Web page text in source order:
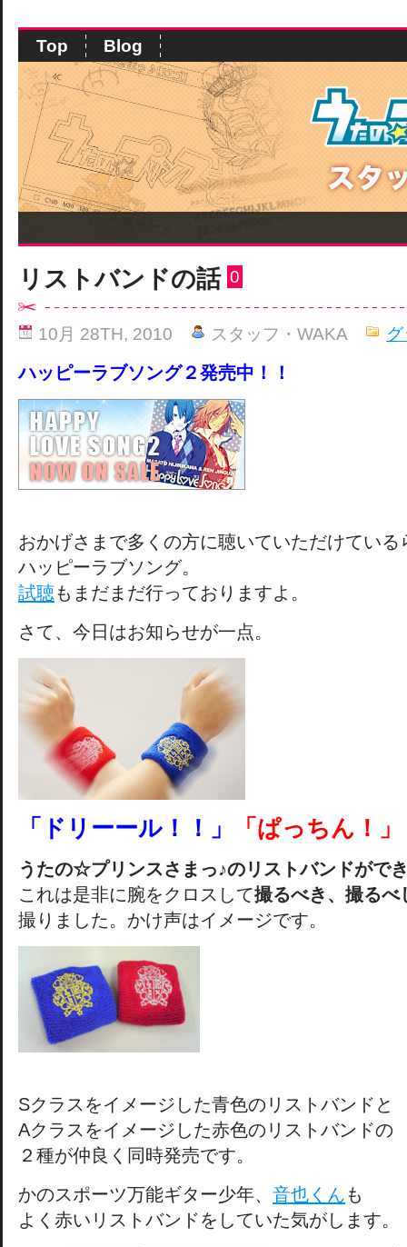
Top Blog
リストバンドの話 0
10月 28TH, 2010 スタッフ・WAKA
ハッピーラブソング２発売中！！
おかげさまで多くの方に聴いていただけている
ハッピーラブソング。
試聴もまだまだ行っておりますよ。
さて、今日はお知らせが一点。
「ドリーール！！」 「ぱっちん！」
うたの☆プリンスさまっ♪のリストバンドがで
これは是非に腕をクロスして撮るべき、 撮るべ
撮りました。かけ声はイメージです。
Sクラスをイメージした青色のリストバンドと
Aクラスをイメージした赤色のリストバンドの
２種が仲良く同時発売です。
かのスポーツ万能ギター少年、 音也くんも
よく赤いリストバンドをしていた気がします。